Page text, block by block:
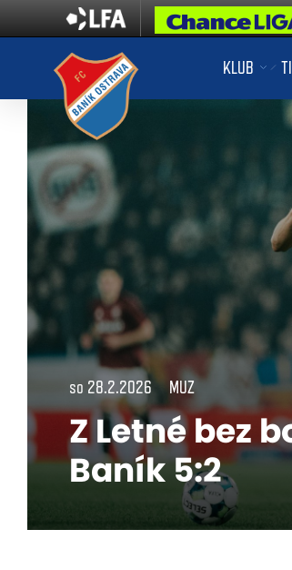
KLUB
so 28.2.2026 MUZ
Z Letné bez
Baník 5:2